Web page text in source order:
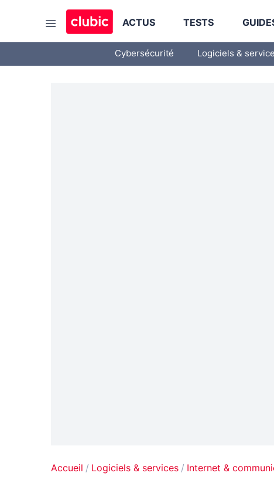
ACTUS TESTS
Cybersécurité Logiciels &
Accueil Logiciels & services Internet &